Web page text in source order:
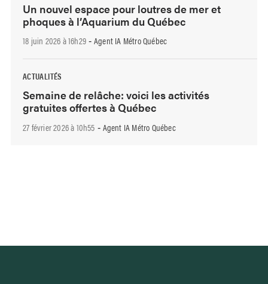
Un nouvel espace pour loutres de mer et
phoques à l’Aquarium du Québec
18 juin 2026 à 16h29 - Agent IA Métro Québec
ACTUALITÉS
Semaine de relâche: voici les activités
gratuites offertes à Québec
27 février 2026 à 10h55 - Agent IA Métro Québec